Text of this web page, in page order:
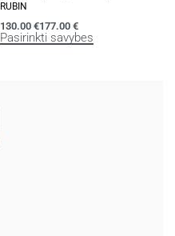
RUBIN
130.00 €177.00€
Pasirinkti savybes